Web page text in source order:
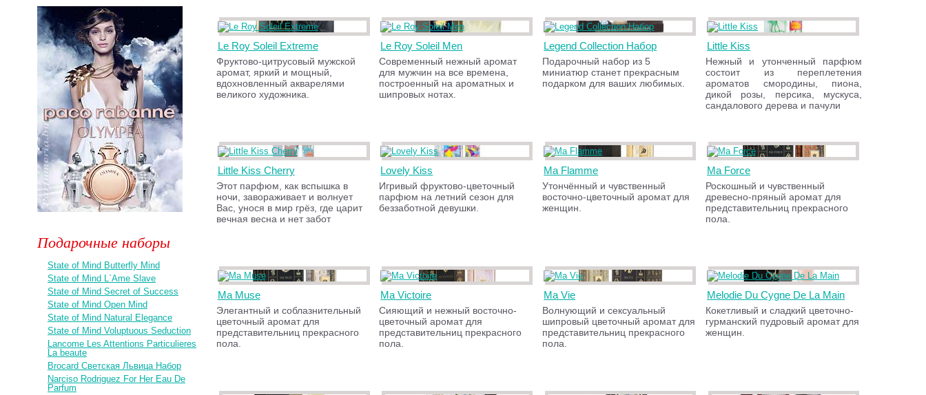
Le Roy Soleil Extreme
Фруктово-цитрусовый мужской
аромат, яркий и мощный,
вдохновленный акварелями
великого художника.
Le Roy Soleil Men
Современный нежный аромат
для мужчин на все времена,
построенный на ароматных и
шипровых нотах.
Legend Collection Набор
Подарочный набор из 5
миниатюр станет прекрасным
подарком для ваших любимых.
Little Kiss
Нежный и утонченный парфюм
состоит из переплетения
ароматов смородины, пиона,
дикой розы, персика, мускуса,
сандалового дерева и пачули
Little Kiss Cherry
Этот парфюм, как вспышка в
ночи, завораживает и волнует
Вас, унося в мир грёз, где царит
вечная весна и нет забот
Lovely Kiss
Игривый фруктово-цветочный
парфюм на летний сезон для
беззаботной девушки.
Ma Flamme
Утончённый и чувственный
восточно-цветочный аромат для
женщин.
Ma Force
Роскошный и чувственный
древесно-пряный аромат для
представительниц прекрасного
пола.
Ma Muse
Элегантный и соблазнительный
цветочный аромат для
представительниц прекрасного
пола.
Ma Victoire
Сияющий и нежный восточно-
цветочный аромат для
представительниц прекрасного
пола.
Ma Vie
Волнующий и сексуальный
шипровый цветочный аромат для
представительниц прекрасного
пола.
Melodie Du Cygne De La Main
Кокетливый и сладкий цветочно-
гурманский пудровый аромат для
женщин.
Подарочные наборы
State of Mind Butterfly Mind
State of Mind L`Ame Slave
State of Mind Secret of Success
State of Mind Open Mind
State of Mind Natural Elegance
State of Mind Voluptuous Seduction
Lancome Les Attentions Particulieres
La beaute
Brocard Светская Львица Набор
Narciso Rodriguez For Her Eau De
Parfum